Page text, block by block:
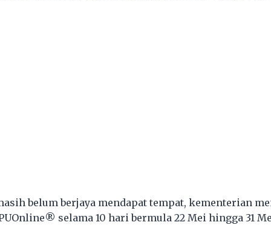
belum berjaya mendapat tempat, kementerian
selama 10 hari bermula 22 Mei hingga 31